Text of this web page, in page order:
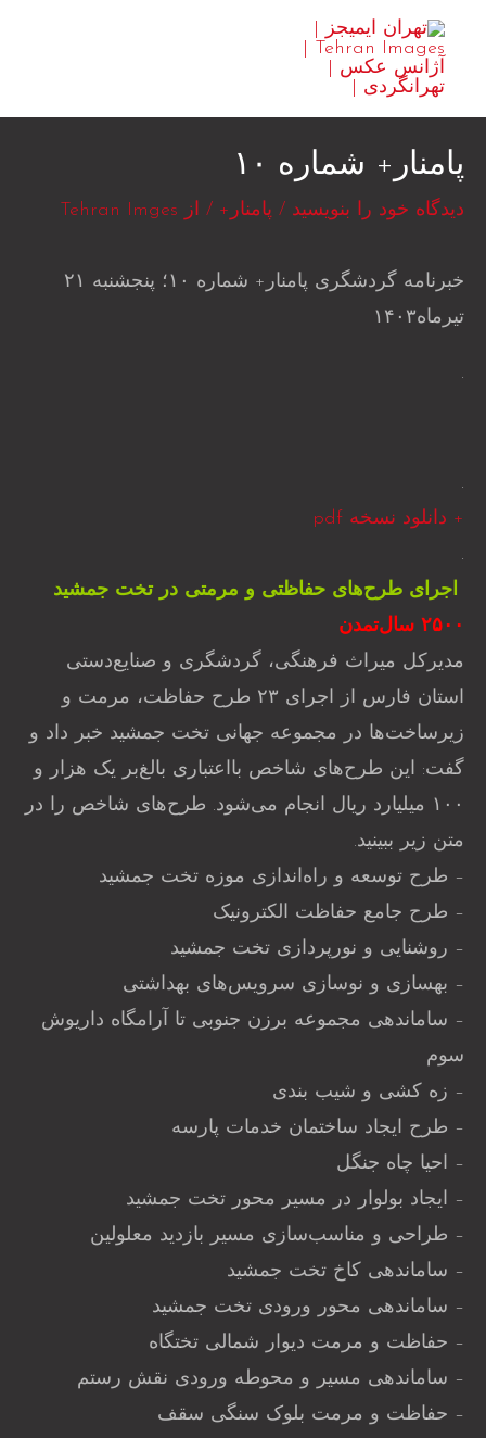
محتوا
پامنار+ شماره ۱۰
دیدگاه‌ خود را بنویسید / پامنار+ / از Tehran Imges
خبرنامه گردشگری پامنار+ شماره ۱۰؛ پنجشنبه ۲۱
تیرماه۱۴۰۳
.
.
+ دانلود نسخه pdf
.
‌ اجرای طرح‌های حفاظتی و مرمتی در تخت جمشید
۲۵۰۰ سال‌تمدن
مدیرکل میراث فرهنگی، گردشگری و صنایع‌دستی
استان فارس از اجرای ۲۳ طرح حفاظت، مرمت و
زیرساخت‌ها در مجموعه جهانی تخت جمشید خبر داد و
گفت: این طرح‌های شاخص بااعتباری بالغ‌بر یک‌ هزار و
۱۰۰ میلیارد ریال انجام می‌شود. طرح‌های شاخص را در
متن زیر ببینید.
– طرح توسعه و راه‌اندازی موزه تخت جمشید
– طرح جامع حفاظت الکترونیک
– روشنایی و نورپردازی تخت جمشید
– بهسازی و نوسازی سرویس‌های بهداشتی
– ساماندهی مجموعه برزن جنوبی تا آرامگاه داریوش
سوم
– زه کشی و شیب بندی
– طرح ایجاد ساختمان خدمات پارسه
– احیا چاه جنگل
– ایجاد بولوار در مسیر محور تخت جمشید
– طراحی و مناسب‌سازی مسیر بازدید معلولین
– ساماندهی کاخ‌ تخت جمشید
– ساماندهی محور ورودی تخت جمشید
– حفاظت و مرمت دیوار شمالی تختگاه
– ساماندهی مسیر و محوطه ورودی نقش رستم
– حفاظت و مرمت بلوک سنگی سقف